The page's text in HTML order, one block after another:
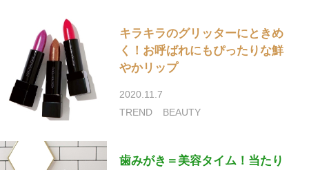
キラキラのグリッターにときめ
く！お呼ばれにもぴったりな鮮
やかリップ
2020.11.7
TREND
BEAUTY
歯みがき＝美容タイム！当たり